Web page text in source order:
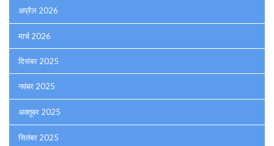
अप्रैल 2026
मार्च 2026
दिसंबर 2025
नवंबर 2025
अक्तूबर 2025
सितंबर 2025